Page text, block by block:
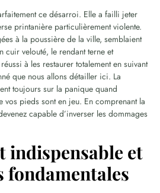
ce désarroi. Elle a failli jeter
printanière particulièrement violente.
à la poussière de la ville, semblaient
cuir velouté, le rendant terne et
à les restaurer totalement en suivant
que nous allons détailler ici. La
toujours sur la panique quand
vos pieds sont en jeu. En comprenant la
capable d’inverser les dommages
indispensable et
fondamentales